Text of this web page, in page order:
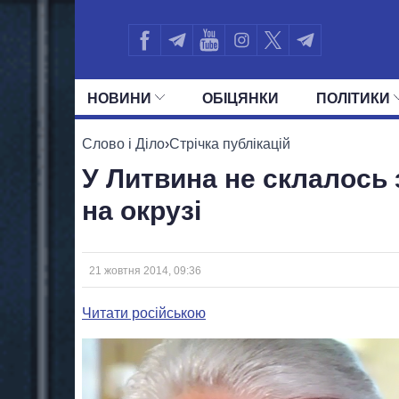
НОВИНИ ОБIЦЯНКИ ПОЛIТИКИ
УСІ ПОЛІТИКИ
Слово і Діло›Стрічка публікацій
У Литвина не склалось
на окрузі
21 жовтня 2014, 09:36
Читати російською